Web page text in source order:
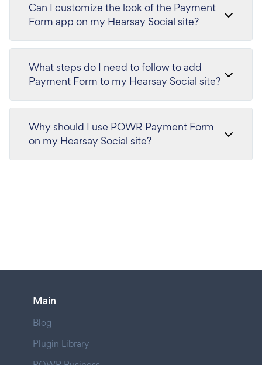
Can I customize the look of the Payment
Form app on my Hearsay Social site?
What steps do I need to follow to add
Payment Form to my Hearsay Social site?
Why should I use POWR Payment Form
on my Hearsay Social site?
Main
Blog
Plugin Library